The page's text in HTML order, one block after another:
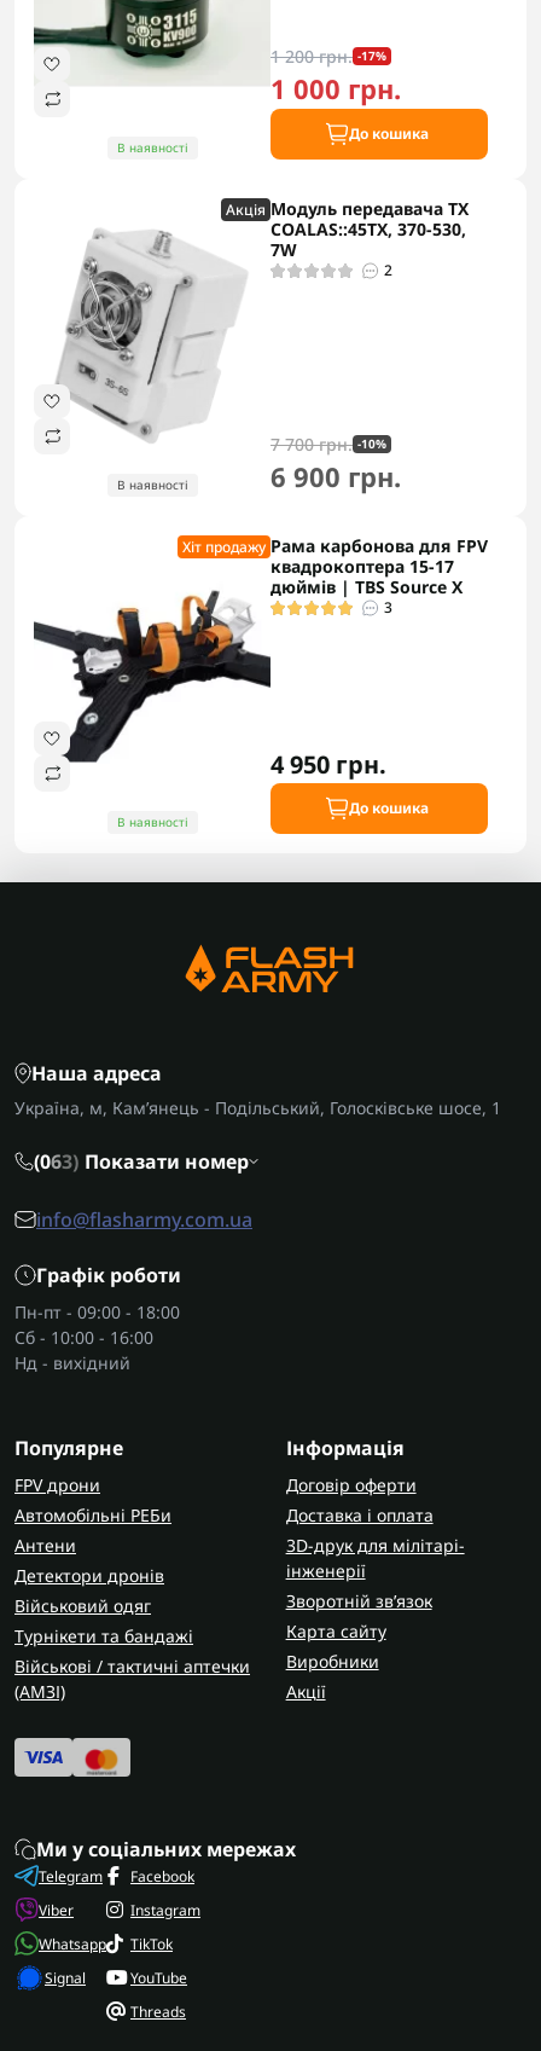
В наявності
1 200 грн. -17%
1 000 грн.
До кошика
Акцiя
В наявності
Модуль передавача TX
COALAS::45TX, 370-530,
7W
2
7 700 грн. -10%
6 900 грн.
Хіт продажу
В наявності
Рама карбонова для FPV
квадрокоптера 15-17
дюймів | TBS Source X
3
4 950 грн.
До кошика
Наша адреса
Україна, м, Кам’янець - Подільський, Голосківське шосе, 1
(063) Показати номер
info@flasharmy.com.ua
Графік роботи
Пн-пт - 09:00 - 18:00
Сб - 10:00 - 16:00
Нд - вихідний
Популярне
FPV дрони
Автомобільні РЕБи
Антени
Детектори дронів
Військовий одяг
Турнікети та бандажі
Військові / тактичні аптечки
(AMЗІ)
Інформація
Договір оферти
Доставка і оплата
3D-друк для мілітарі-
інженерії
Зворотній зв’язок
Карта сайту
Виробники
Акції
Ми у соціальних мережах
Telegram
Viber
Whatsapp
Signal
Facebook
Instagram
TikTok
YouTube
Threads